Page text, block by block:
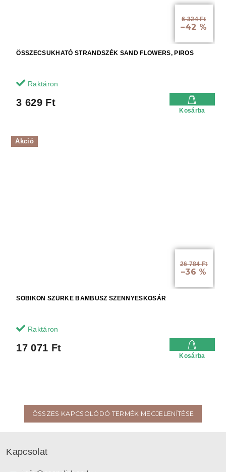
6 324 Ft
–42 %
ÖSSZECSUKHATÓ STRANDSZÉK SAND FLOWERS, PIROS
Raktáron
3 629 Ft
Kosárba
Akció
26 784 Ft
–36 %
SOBIKON SZÜRKE BAMBUSZ SZENNYESKOSÁR
Raktáron
17 071 Ft
Kosárba
ÖSSZES KAPCSOLÓDÓ TERMÉK MEGJELENÍTÉSE
Kapcsolat